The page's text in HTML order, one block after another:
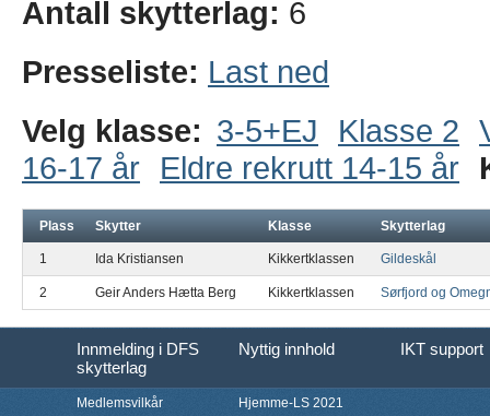
Antall skytterlag: 6
Presseliste: Last ned
Velg klasse: 3-5+EJ Klasse 2
16-17 år
Eldre rekrutt 14-15 år
Plass Skytter Klasse Skytterlag
1 Ida Kristiansen Kikkertklassen Gildeskål
2 Geir Anders Hætta Berg Kikkertklassen Sørfjord og
Innmelding i DFS
skytterlag
Nyttig innhold IKT support
Medlemsvilkår
Hjemme-LS 2021